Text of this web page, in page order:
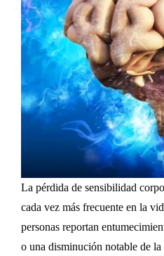
La pérdida de sensibilidad
cada vez más frecuente en la
personas reportan
o una disminución notable de